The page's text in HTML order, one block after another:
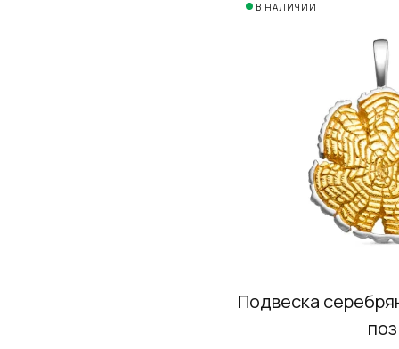
В НАЛИЧИИ
Подвеска